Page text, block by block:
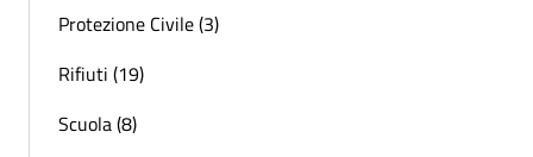
Protezione Civile (3)
Rifiuti (19)
Scuola (8)